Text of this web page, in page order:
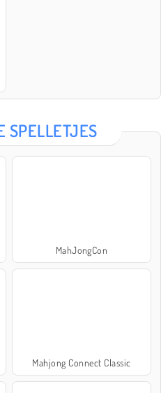
SPELLETJES
MahJongCon
Mahjong Connect Classic